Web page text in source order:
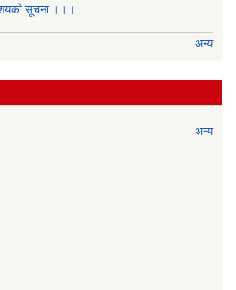
सूचना ।।।
अन्य
अन्य